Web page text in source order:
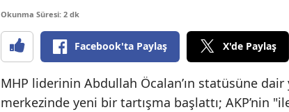
Okunma Süresi: 2 dk
Facebook'ta Paylaş X'de Paylaş
MHP liderinin Abdullah Öcalan’ın statüsüne dair
merkezinde yeni bir tartışma başlattı; AKP’nin